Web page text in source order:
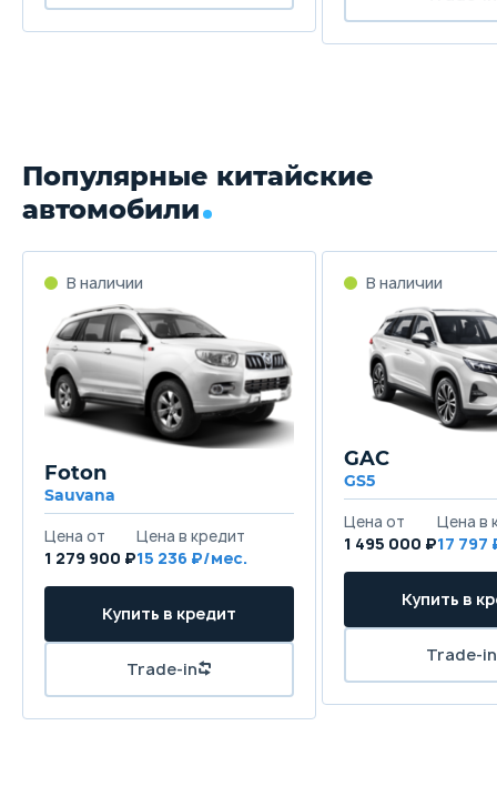
Популярные китайские
автомобили
Foton
Sauvana
1 279 900 ₽15 236
GAC
GS5
1 495 000 ₽17 797